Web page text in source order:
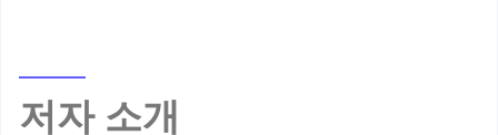
저자 소개